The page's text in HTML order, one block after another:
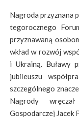
Nagroda przyznana
tegorocznego
przyznawaną
wkład w rozwój
i Ukrainą. Buławy
jubileuszu
szczególnego
Nagrody
Gospodarczej Jacek